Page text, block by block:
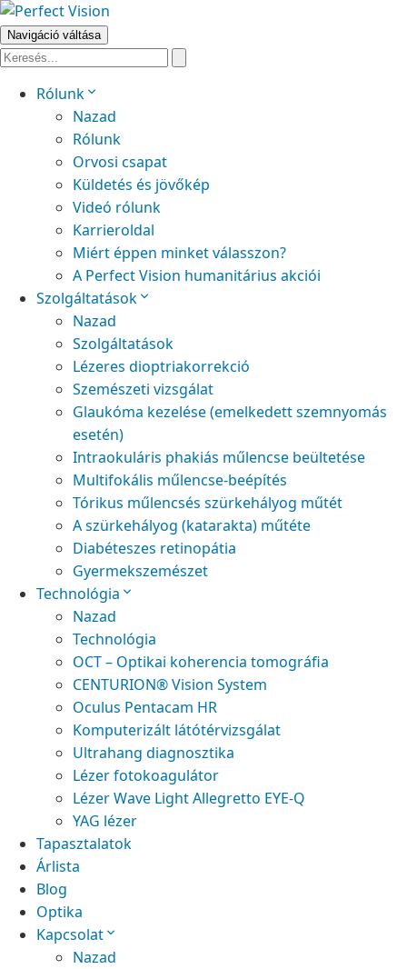
Navigáció váltása
Rólunk
Nazad
Rólunk
Orvosi csapat
Küldetés és jövőkép
Videó rólunk
Karrieroldal
Miért éppen minket válasszon?
A Perfect Vision humanitárius akciói
Szolgáltatások
Nazad
Szolgáltatások
Lézeres dioptriakorrekció
Szemészeti vizsgálat
Glaukóma kezelése (emelkedett szemnyomás
esetén)
Intraokuláris phakiás műlencse beültetése
Multifokális műlencse-beépítés
Tórikus műlencsés szürkehályog műtét
A szürkehályog (katarakta) műtéte
Diabéteszes retinopátia
Gyermekszemészet
Technológia
Nazad
Technológia
OCT – Optikai koherencia tomográfia
CENTURION® Vision System
Oculus Pentacam HR
Komputerizált látótérvizsgálat
Ultrahang diagnosztika
Lézer fotokoagulátor
Lézer Wave Light Allegretto EYE-Q
YAG lézer
Tapasztalatok
Árlista
Blog
Optika
Kapcsolat
Nazad